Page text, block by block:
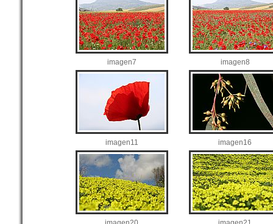
imagen7 imagen8
imagen11 imagen16